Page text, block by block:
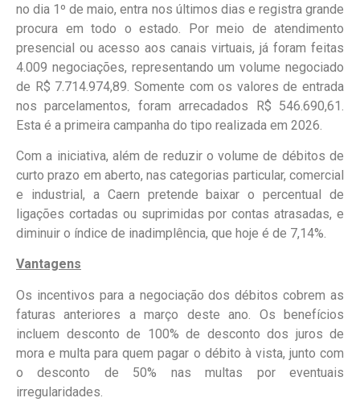
no dia 1º de maio, entra nos últimos dias e registra grande
procura em todo o estado. Por meio de atendimento
presencial ou acesso aos canais virtuais, já foram feitas
4.009 negociações, representando um volume negociado
de R$ 7.714.974,89. Somente com os valores de entrada
nos parcelamentos, foram arrecadados R$ 546.690,61.
Esta é a primeira campanha do tipo realizada em 2026.
Com a iniciativa, além de reduzir o volume de débitos de
curto prazo em aberto, nas categorias particular, comercial
e industrial, a Caern pretende baixar o percentual de
ligações cortadas ou suprimidas por contas atrasadas, e
diminuir o índice de inadimplência, que hoje é de 7,14%.
Vantagens
Os incentivos para a negociação dos débitos cobrem as
faturas anteriores a março deste ano. Os benefícios
incluem desconto de 100% de desconto dos juros de
mora e multa para quem pagar o débito à vista, junto com
o desconto de 50% nas multas por eventuais
irregularidades.